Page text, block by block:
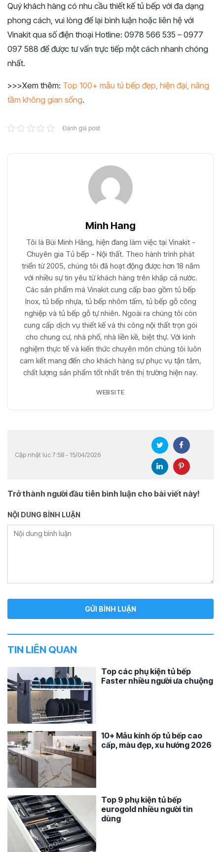
Quý khách hàng có nhu cầu thiết kế tủ bếp với đa dạng
phong cách, vui lòng để lại bình luận hoặc liên hệ với
Vinakit qua số điện thoại Hotline: 0978 566 535 – 0977
097 588 để được tư vấn trực tiếp một cách nhanh chóng
nhất.
>>>Xem thêm: Top 100+ mẫu tủ bếp đẹp, hiện đại, nâng
tầm không gian sống.
Đánh giá post
Minh Hang
Tôi là Bùi Minh Hằng, hiện đang làm việc tại Vinakit -
Chuyên gia Tủ bếp - Nội thất. Theo hành trình phát
triển từ 2005, chúng tôi đã hoạt động được hơn 18 năm
với nhiều sự tin yêu từ khách hàng trên khắp cả nước.
Các sản phẩm mà Vinakit cung cấp bao gồm tủ bếp
Inox, tủ bếp nhựa, tủ bếp nhôm tấm, tủ bếp gỗ công
nghiệp và tủ bếp gỗ tự nhiên. Ngoài ra chúng tôi còn
cung cấp dịch vụ thiết kế và thi công nội thất trọn gói
cho chung cư, nhà phố, nhà liền kề, biệt thự. Với kinh
nghiệm thực tế và kiến thức chuyên môn chúng tôi luôn
cam kết mang đến cho khách hàng sự phục vụ tận tâm,
chất lượng sản phẩm tốt nhất trên thị trường hiện nay.
WEBSITE
Cập nhật lúc 7:58 - 15/04/2026
Trở thành người đầu tiên bình luận cho bài viết này!
NỘI DUNG BÌNH LUẬN
TIN LIÊN QUAN
Top các phụ kiện tủ bếp
Faster nhiều người ưa chuộng
10+ Mẫu kính ốp tủ bếp cao
cấp, màu đẹp, xu hướng 2026
Top 9 phụ kiện tủ bếp
eurogold nhiều người tin
dùng